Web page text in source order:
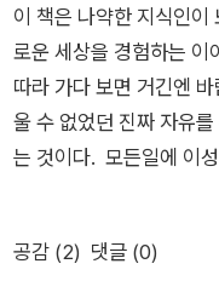
구나 감탄했던 일과도 맥
심스런 판단으로 완벽한
려 조르바를 통해 영혼의
습이다. 대개 먹물들은
신과 출신이 다르고 삶의
게 영적 자유, 라는 자신
다. 마지막 장면을 읽으
의 거침없는 직설적인
늙은 노동자의 말을 한
리일 수 있겠다는 내면
'책'이 아닌 '삶의 경험'에
말은 '나'를 물들이고, 조
려놓게 됩니다. 어디부
서 질문하지만 대답할길
이 책은 나약한 지식인
로운 세상을 경험하는
따라 가다 보면 거긴엔
울 수 없었던 진짜 자유
는 것이다. 모든일에 이
공감 (2) 댓글 (0)